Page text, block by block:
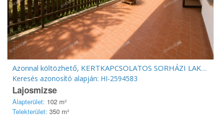
Azonnal költözhető, KERTKAPCSOLATOS SORHÁZI LAKÁS LAJOSMIZSE kedvelt utcájában!
Keresés azonosító alapján: HI-2594583
Lajosmizse
Alapterület: 102 m²
Telekterület: 350 m²